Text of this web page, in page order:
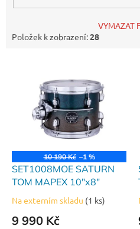
VYMAZAT
Položek k zobrazení:28
u
ů
10 190 Kč –1 %
SET1008MOE SATURN
TOM MAPEX 10"x8"
Na externím skladu (1 ks)
9 990 Kč